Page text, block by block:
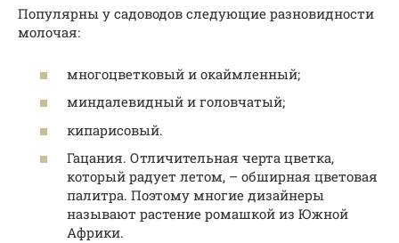
Популярны у садоводов следующие разновидности
молочая:
многоцветковый и окаймленный;
миндалевидный и головчатый;
кипарисовый.
Гацания. Отличительная черта цветка,
который радует летом, – обширная цветовая
палитра. Поэтому многие дизайнеры
называют растение ромашкой из Южной
Африки.